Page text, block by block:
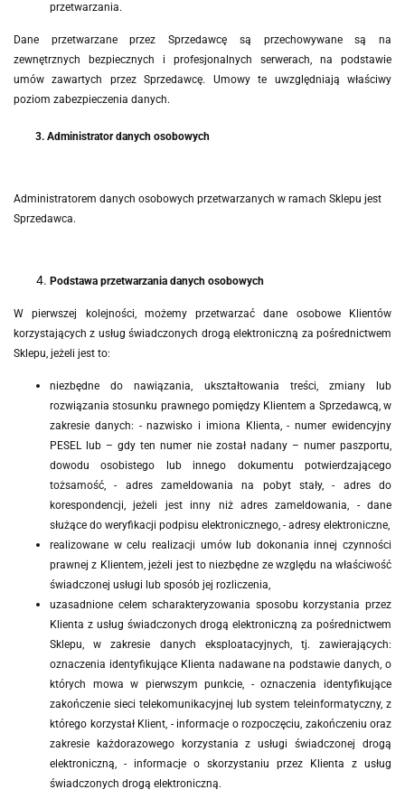
przetwarzania.
Dane przetwarzane przez Sprzedawcę są przechowywane są na
zewnętrznych bezpiecznych i profesjonalnych serwerach, na podstawie
umów zawartych przez Sprzedawcę. Umowy te uwzględniają właściwy
poziom zabezpieczenia danych.
3. Administrator danych osobowych
Administratorem danych osobowych przetwarzanych w ramach Sklepu jest
Sprzedawca.
Podstawa przetwarzania danych osobowych
W pierwszej kolejności, możemy przetwarzać dane osobowe Klientów
korzystających z usług świadczonych drogą elektroniczną za pośrednictwem
Sklepu, jeżeli jest to:
niezbędne do nawiązania, ukształtowania treści, zmiany lub
rozwiązania stosunku prawnego pomiędzy Klientem a Sprzedawcą, w
zakresie danych: - nazwisko i imiona Klienta, - numer ewidencyjny
PESEL lub – gdy ten numer nie został nadany – numer paszportu,
dowodu osobistego lub innego dokumentu potwierdzającego
tożsamość, - adres zameldowania na pobyt stały, - adres do
korespondencji, jeżeli jest inny niż adres zameldowania, - dane
służące do weryfikacji podpisu elektronicznego, - adresy elektroniczne,
realizowane w celu realizacji umów lub dokonania innej czynności
prawnej z Klientem, jeżeli jest to niezbędne ze względu na właściwość
świadczonej usługi lub sposób jej rozliczenia,
uzasadnione celem scharakteryzowania sposobu korzystania przez
Klienta z usług świadczonych drogą elektroniczną za pośrednictwem
Sklepu, w zakresie danych eksploatacyjnych, tj. zawierających:
oznaczenia identyfikujące Klienta nadawane na podstawie danych, o
których mowa w pierwszym punkcie, - oznaczenia identyfikujące
zakończenie sieci telekomunikacyjnej lub system teleinformatyczny, z
którego korzystał Klient, - informacje o rozpoczęciu, zakończeniu oraz
zakresie każdorazowego korzystania z usługi świadczonej drogą
elektroniczną, - informacje o skorzystaniu przez Klienta z usług
świadczonych drogą elektroniczną.